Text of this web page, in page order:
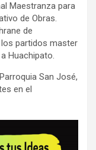
Maestranza para
de Obras.
de
partidos master
Huachipato.
San José,
en el